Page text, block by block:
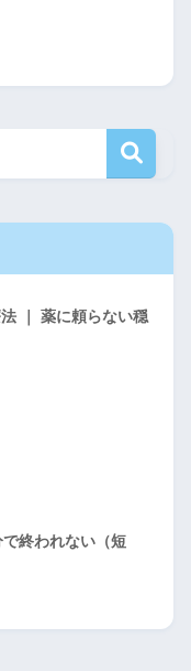
｜ 薬に頼らない穏
終われない（短